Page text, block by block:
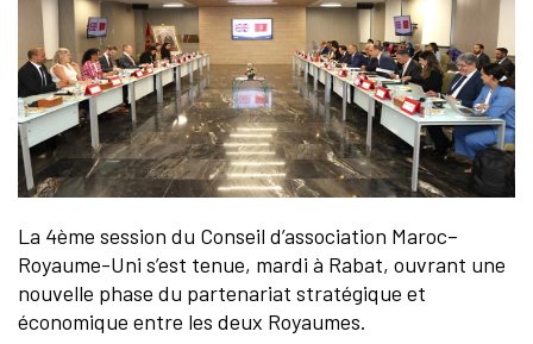
La 4ème session du Conseil d’association Maroc–
Royaume-Uni s’est tenue, mardi à Rabat, ouvrant une
nouvelle phase du partenariat stratégique et
économique entre les deux Royaumes.